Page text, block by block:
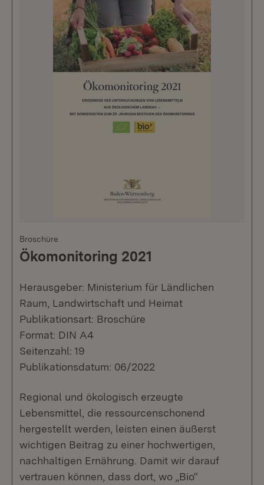
Broschüre
Ökomonitoring 2021
Herausgeber: Ministerium für Ländlichen
Raum, Landwirtschaft und Heimat
Publikationsart: Broschüre
Format: DIN A4
Seitenzahl: 19
Publikationsdatum: 06/2022
Regional und ökologisch erzeugte
Lebensmittel, die ressourcenschonend
hergestellt werden, leisten einen äußerst
wichtigen Beitrag zu einer hochwertigen,
nachhaltigen Ernährung. Damit wir darauf
vertrauen können, dass dort, wo „Bio“